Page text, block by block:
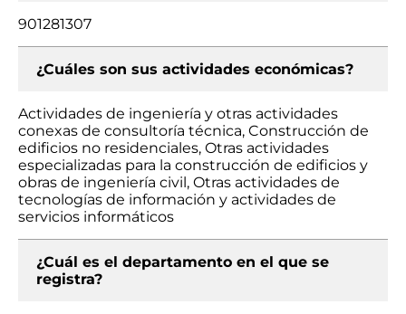
901281307
¿Cuáles son sus actividades económicas?
Actividades de ingeniería y otras actividades
conexas de consultoría técnica, Construcción de
edificios no residenciales, Otras actividades
especializadas para la construcción de edificios y
obras de ingeniería civil, Otras actividades de
tecnologías de información y actividades de
servicios informáticos
¿Cuál es el departamento en el que se
registra?